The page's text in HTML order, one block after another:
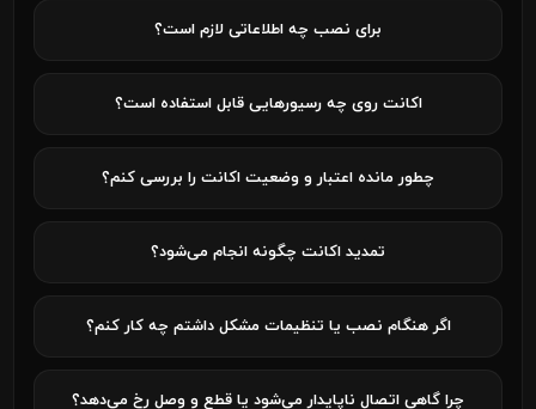
برای نصب چه اطلاعاتی لازم است؟
اکانت روی چه رسیورهایی قابل استفاده است؟
چطور مانده اعتبار و وضعیت اکانت را بررسی کنم؟
تمدید اکانت چگونه انجام می‌شود؟
اگر هنگام نصب یا تنظیمات مشکل داشتم چه کار کنم؟
چرا گاهی اتصال ناپایدار می‌شود یا قطع و وصل رخ می‌دهد؟